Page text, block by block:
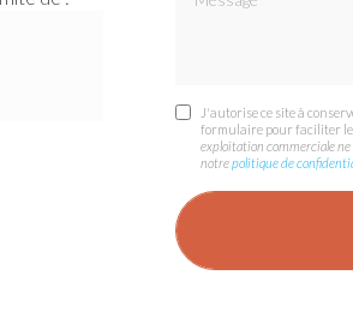
J'autorise ce site à
formulaire pour faciliter le
exploitation commerciale ne
notrepolitique de